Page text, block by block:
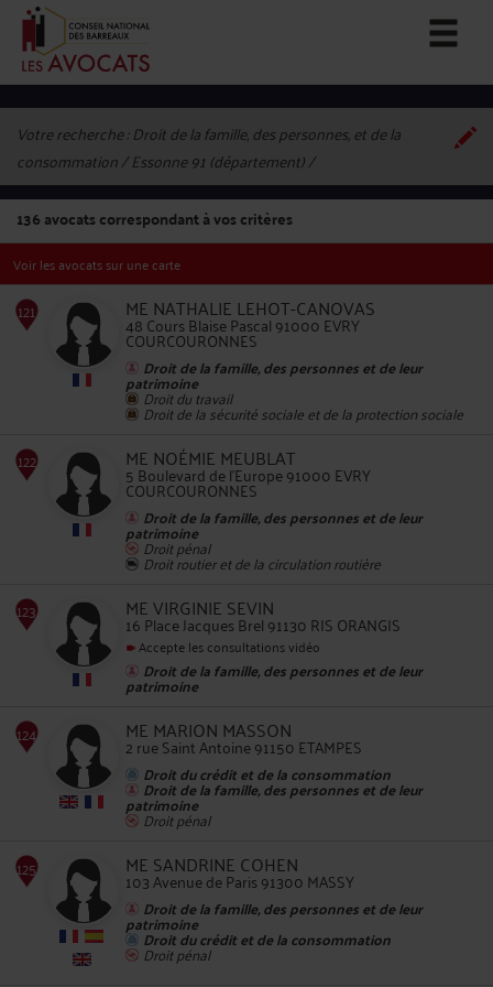
Votre recherche :Droit de la famille, des personnes, et de la
consommation / Essonne 91 (département)
136avocats correspondant à vos critères
Voir les avocats sur une carte
ME NATHALIE LEHOT-CANOVAS
48 Cours Blaise Pascal 91000 EVRY
COURCOURONNES
Droit de la famille, des personnes et de leur
patrimoine
Droit du travail
Droit de la sécurité sociale et de la protection sociale
ME NOÉMIE MEUBLAT
5 Boulevard de l'Europe 91000 EVRY
COURCOURONNES
Droit de la famille, des personnes et de leur
patrimoine
Droit pénal
Droit routier et de la circulation routière
123
ME VIRGINIE SEVIN
16 Place Jacques Brel 91130 RIS ORANGIS
Accepte les consultations vidéo
Droit de la famille, des personnes et de leur
patrimoine
ME MARION MASSON
2 rue Saint Antoine 91150 ETAMPES
Droit du crédit et de la consommation
Droit de la famille, des personnes et de leur
patrimoine
Droit pénal
ME SANDRINE COHEN
103 Avenue de Paris 91300 MASSY
Droit de la famille, des personnes et de leur
patrimoine
Droit du crédit et de la consommation
Droit pénal